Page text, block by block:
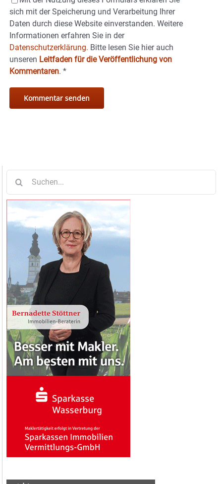
sich mit der Speicherung und Verarbeitung Ihrer
Daten durch diese Website einverstanden. Weitere
Informationen erfahren Sie in der
Datenschutzerklärung. Bitte lesen Sie hier auch
unseren Leitfaden für die Veröffentlichung von
Kommentaren. *
nach: